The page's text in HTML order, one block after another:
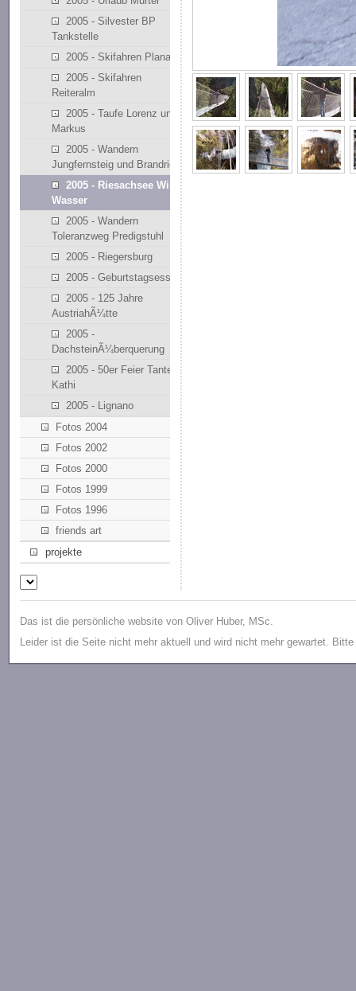
2005 - Silvester BP
Tankstelle
2005 - Skifahren Planai
2005 - Skifahren
Reiteralm
2005 - Taufe Lorenz und
Markus
2005 - Wandern
Jungfernsteig und Brandriedl
2005 - Riesachsee Wilde
Wasser
2005 - Wandern
Toleranzweg Predigstuhl
2005 - Riegersburg
2005 - Geburtstagsessen
2005 - 125 Jahre
AustriahÃ¼tte
2005 -
DachsteinÃ¼berquerung
2005 - 50er Feier Tante
Kathi
2005 - Lignano
Fotos 2004
Fotos 2002
Fotos 2000
Fotos 1999
Fotos 1996
friends art
projekte
Das ist die persönliche website von Oliver Huber, MSc.
Leider ist die Seite nicht mehr aktuell und wird nicht mehr gewartet.